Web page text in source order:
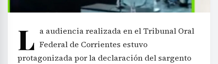
L a audiencia realizada en el Tribunal Oral
Federal de Corrientes estuvo
protagonizada por la declaración del sargento